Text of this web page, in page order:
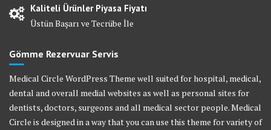
Kaliteli Ürünler Piyasa Fiyatı
Üstün Başarı ve Tecrübe İle
Gömme Rezervuar Servis
Medical Circle WordPress Theme well suited for hospital, medical,
dental and overall medial websites as well as personal sites for
dentists, doctors, surgeons and all medical sector people. Medical
Circle is designed in a way that you can use this theme for variety of